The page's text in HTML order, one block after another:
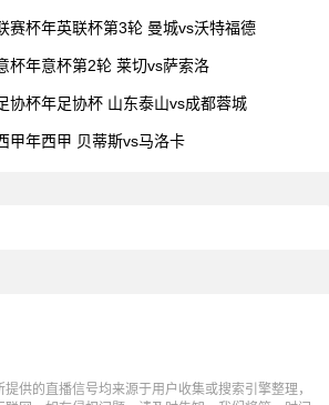
足球比赛高清集锦：联赛杯年英联杯第3轮 曼城vs沃特福德
足球比赛高清集锦：意杯年意杯第2轮 莱切vs萨索洛
足球比赛高清集锦：足协杯年足协杯 山东泰山vs成都蓉城
足球比赛高清集锦：西甲年西甲 贝蒂斯vs马洛卡
供的直播信号均来源于用户收集或搜索引擎整理，